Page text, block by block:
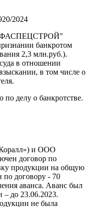
2024
банкротом
2,3 млн.руб.).
в отношении
в том числе о
по делу о банкротстве.
и ООО
договор по
продукции на общую
по договору - 70
аванса. Аванс был
– до 23.06.2023.
не была